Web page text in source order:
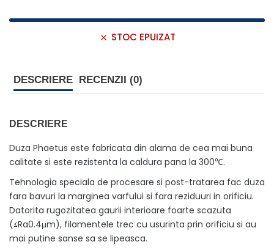
STOC EPUIZAT
DESCRIERE RECENZII (0)
DESCRIERE
Duza Phaetus este fabricata din alama de cea mai buna
calitate si este rezistenta la caldura pana la 300℃.
Tehnologia speciala de procesare si post-tratarea fac duza
fara bavuri la marginea varfului si fara reziduuri in orificiu.
Datorita rugozitatea gaurii interioare foarte scazuta
(≤Ra0.4μm), filamentele trec cu usurinta prin orificiu si au
mai putine sanse sa se lipeasca.